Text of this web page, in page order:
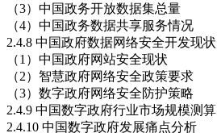
（3）中国政务开放数据集总量
（4）中国政务数据共享服务情况
2.4.8 中国政府数据网络安全开发现状
（1）中国政府网站安全现状
（2）智慧政府网络安全政策要求
（3）数字政府网络安全防护策略
2.4.9 中国数字政府行业市场规模测算
2.4.10 中国数字政府发展痛点分析